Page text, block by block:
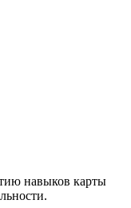
навыков карты